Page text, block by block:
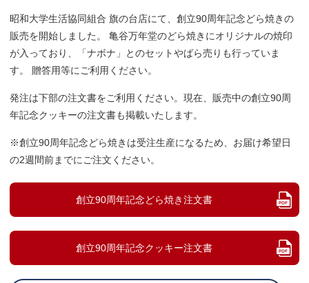
昭和大学生活協同組合 旗の台店にて、創立90周年記念どら焼きの
販売を開始しました。 亀谷万年堂のどら焼きにオリジナルの焼印
が入っており、「ナボナ」とのセットやばら売りも行っていま
す。 贈答用等にご利用ください。
発注は下部の注文書をご利用ください。現在、販売中の創立90周
年記念クッキーの注文書も掲載いたします。
※創立90周年記念どら焼きは受注生産になるため、お届け希望日
の2週間前までにご注文ください。
創立90周年記念どら焼き注文書
創立90周年記念クッキー注文書